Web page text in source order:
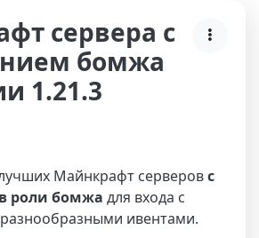
сервера с
бомжа
1.21.3
Майнкрафт серверовс
роли бомжа для входа с
ивентами.